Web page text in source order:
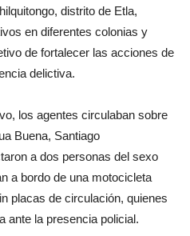
distrito de Etla,
en diferentes colonias y
de fortalecer las acciones de
delictiva.
los agentes circulaban sobre
Buena, Santiago
a dos personas del sexo
a bordo de una motocicleta
placas de circulación, quienes
ante la presencia policial.